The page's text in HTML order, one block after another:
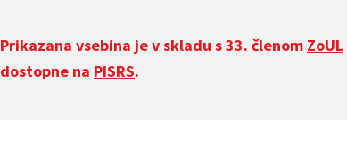
Prikazana vsebina je v skladu s 33. členom ZoUL
dostopne na PISRS.